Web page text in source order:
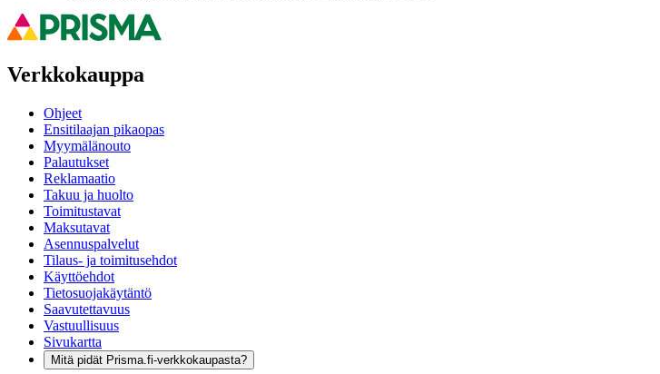
Verkkokauppa
Ohjeet
Ensitilaajan pikaopas
Myymälänouto
Palautukset
Reklamaatio
Takuu ja huolto
Toimitustavat
Maksutavat
Asennuspalvelut
Tilaus- ja toimitusehdot
Käyttöehdot
Tietosuojakäytäntö
Saavutettavuus
Vastuullisuus
Sivukartta
Mitä pidät Prisma.fi-verkkokaupasta?